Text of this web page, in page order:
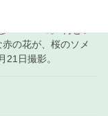
8.0/21.5℃。 何とい
の花が、桜のソメ
日撮影。